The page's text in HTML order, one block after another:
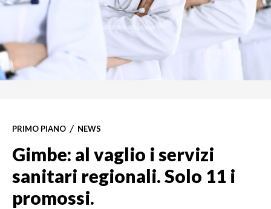
PRIMO PIANO NEWS
Gimbe: al vaglio i servizi
sanitari regionali. Solo 11 i
promossi.